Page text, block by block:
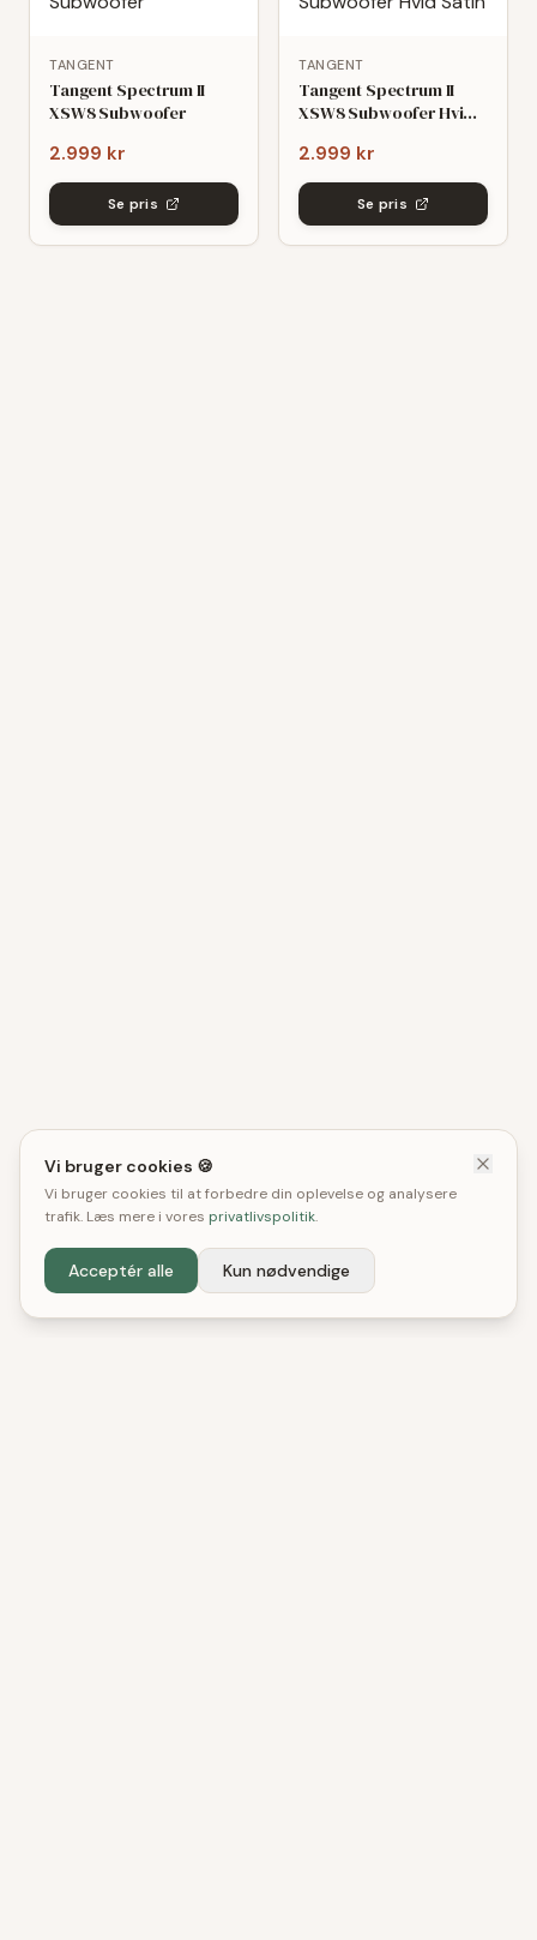
TANGENT
Tangent Spectrum II
XSW8 Subwoofer
2.999 kr
Se pris
TANGENT
Tangent Spectrum II
XSW8 Subwoofer Hvid
2.999 kr
Se pris
Vi bruger cookies 🍪
Vi bruger cookies til at forbedre din oplevelse og analysere
trafik. Læs mere i vores privatlivspolitik.
Acceptér alle Kun nødvendige